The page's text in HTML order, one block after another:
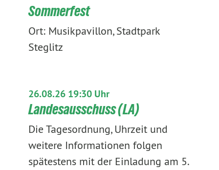
Sommerfest
Ort: Musikpavillon, Stadtpark
Steglitz
26.08.26 19:30 Uhr
Landesausschuss (LA)
Die Tagesordnung, Uhrzeit und
weitere Informationen folgen
spätestens mit der Einladung am 5.